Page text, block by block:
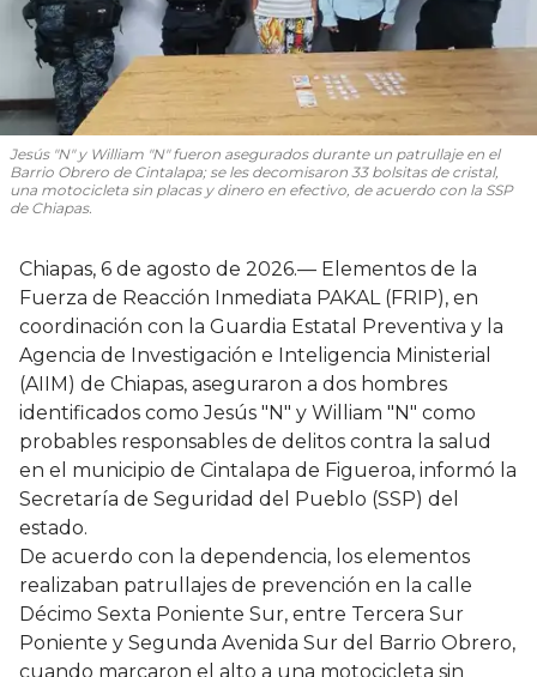
Jesús "N" y William "N" fueron asegurados durante un patrullaje en el
Barrio Obrero de Cintalapa; se les decomisaron 33 bolsitas de cristal,
una motocicleta sin placas y dinero en efectivo, de acuerdo con la SSP
de Chiapas.
Chiapas, 6 de agosto de 2026.— Elementos de la
Fuerza de Reacción Inmediata PAKAL (FRIP), en
coordinación con la Guardia Estatal Preventiva y la
Agencia de Investigación e Inteligencia Ministerial
(AIIM) de Chiapas, aseguraron a dos hombres
identificados como Jesús "N" y William "N" como
probables responsables de delitos contra la salud
en el municipio de Cintalapa de Figueroa, informó la
Secretaría de Seguridad del Pueblo (SSP) del
estado.
De acuerdo con la dependencia, los elementos
realizaban patrullajes de prevención en la calle
Décimo Sexta Poniente Sur, entre Tercera Sur
Poniente y Segunda Avenida Sur del Barrio Obrero,
cuando marcaron el alto a una motocicleta sin